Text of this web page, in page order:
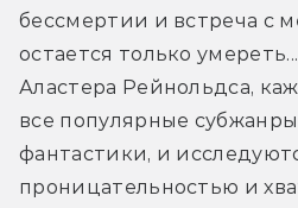
бессмертии и встреча с
остается только
Аластера Рейнольдса,
все популярные
фантастики, и
проницательностью и